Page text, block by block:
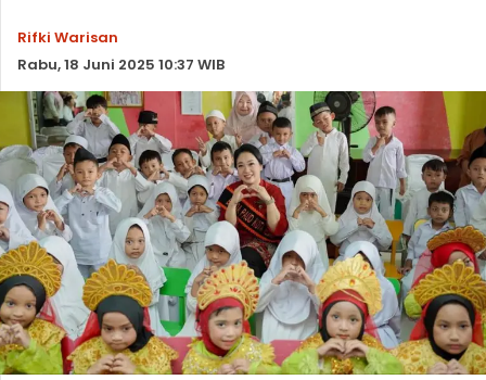
Rifki Warisan
Rabu, 18 Juni 2025 10:37 WIB